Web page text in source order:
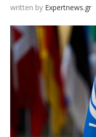
written by Expertnews.gr